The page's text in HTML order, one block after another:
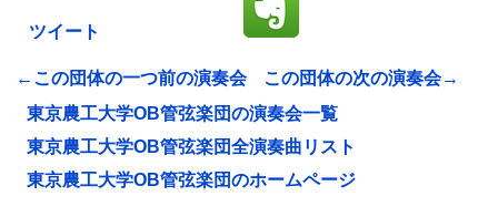
ツイート
←この団体の一つ前の演奏会
この団体の次の演奏会→
東京農工大学OB管弦楽団の演奏会一覧
東京農工大学OB管弦楽団全演奏曲リスト
東京農工大学OB管弦楽団のホームページ